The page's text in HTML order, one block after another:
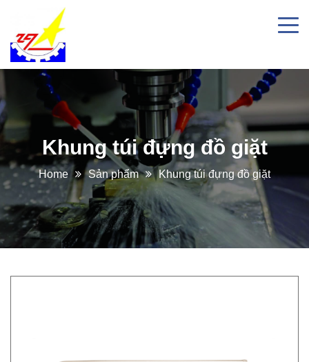
Khung túi đựng đồ giặt
Home Sản phẩm Khung túi đựng đồ giặt